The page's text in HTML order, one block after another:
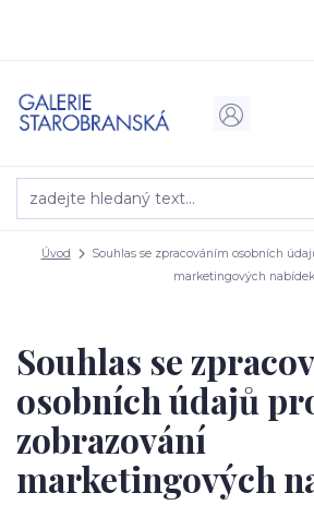
Úvod
Souhlas se zpracováním osobních
marketingových nabídek
Souhlas se
osobních údajů
zobrazování
marketingových